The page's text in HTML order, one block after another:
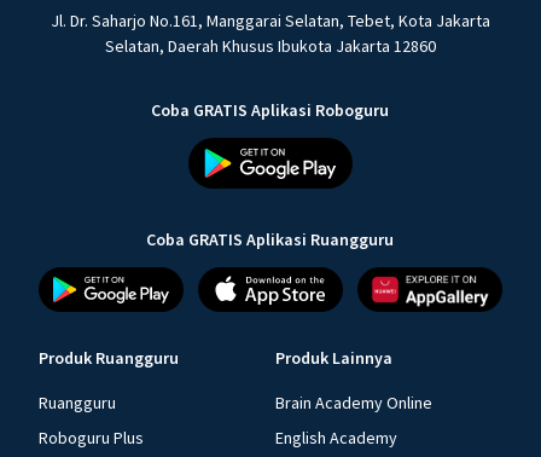
Jl. Dr. Saharjo No.161, Manggarai Selatan, Tebet, Kota Jakarta
Selatan, Daerah Khusus Ibukota Jakarta 12860
Coba GRATIS Aplikasi Roboguru
Coba GRATIS Aplikasi Ruangguru
Produk Ruangguru
Ruangguru
Roboguru Plus
Produk Lainnya
Brain Academy Online
English Academy